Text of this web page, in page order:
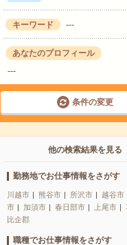
キーワード ---
あなたのプロフィール
---
条件の変更
他の検索結果を見る
勤務地でお仕事情報をさがす
川越市 熊谷市 所沢市 越谷市
市
加須市 春日部市 上尾市
比企郡
職種でお仕事情報をさがす